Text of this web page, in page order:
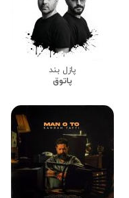
پازل بند
پاتوق